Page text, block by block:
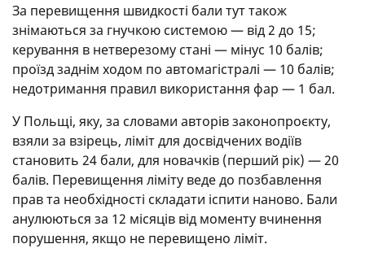
За перевищення швидкості бали тут також
знімаються за гнучкою системою — від 2 до 15;
керування в нетверезому стані — мінус 10 балів;
проїзд заднім ходом по автомагістралі — 10 балів;
недотримання правил використання фар — 1 бал.
У Польщі, яку, за словами авторів законопроєкту,
взяли за взірець, ліміт для досвідчених водіїв
становить 24 бали, для новачків (перший рік) — 20
балів. Перевищення ліміту веде до позбавлення
прав та необхідності складати іспити наново. Бали
анулюються за 12 місяців від моменту вчинення
порушення, якщо не перевищено ліміт.